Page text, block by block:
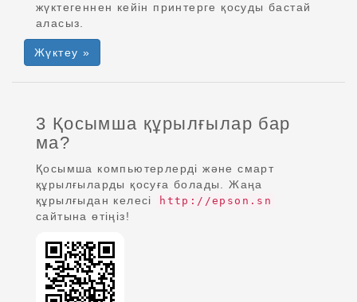
жүктегеннен кейін принтерге қосуды бастай
аласыз.
Жүктеу »
3 Қосымша құрылғылар бар
ма?
Қосымша компьютерлерді және смарт
құрылғыларды қосуға болады. Жаңа
құрылғыдан келесі
http://epson.sn
сайтына өтіңіз!